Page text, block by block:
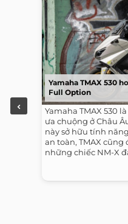
Yamaha TMAX 530
Full Option
Yamaha TMAX 530
ưa chuộng ở Châu
này sở hữu tính
an toàn, TMAX cũng
những chiếc NM-X